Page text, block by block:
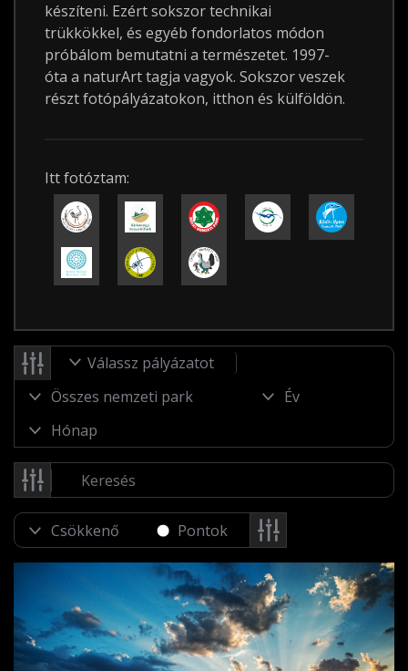
készíteni. Ezért sokszor technikai
trükkökkel, és egyéb fondorlatos módon
próbálom bemutatni a természetet. 1997-
óta a naturArt tagja vagyok. Sokszor veszek
részt fotópályázatokon, itthon és külföldön.
Itt fotóztam:
Válassz pályázatot
Pontok